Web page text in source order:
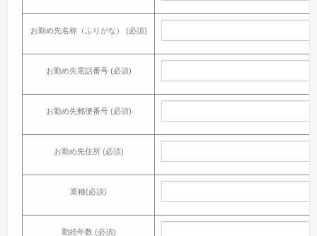
お勤め先名称（ふりがな） (必須)
お勤め先電話番号 (必須)
お勤め先郵便番号 (必須)
お勤め先住所 (必須)
業種(必須)
勤続年数 (必須)